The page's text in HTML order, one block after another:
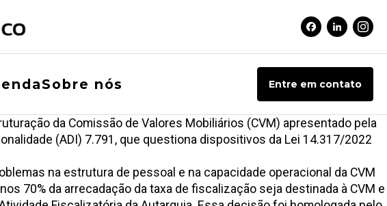
Facebook
Linkedin
Sobre nós Entre em contato
da Comissão de Valores Mobiliários (CVM) apresentado pela
(ADI) 7.791, que questiona dispositivos da Lei 14.317/2022
na estrutura de pessoal e na capacidade operacional da CVM
70% da arrecadação da taxa de fiscalização seja destinada à CVM e